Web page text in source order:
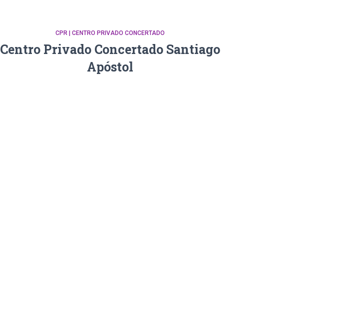
CPR | CENTRO PRIVADO CONCERTADO
Centro Privado Concertado Santiago
Apóstol